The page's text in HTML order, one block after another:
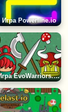
Игра Powerline.io
Игра EvoWarriors.fun